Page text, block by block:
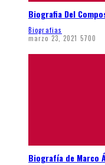
Biografia Del
Biografias
marzo 23, 2021 5700
Biografía de Marco